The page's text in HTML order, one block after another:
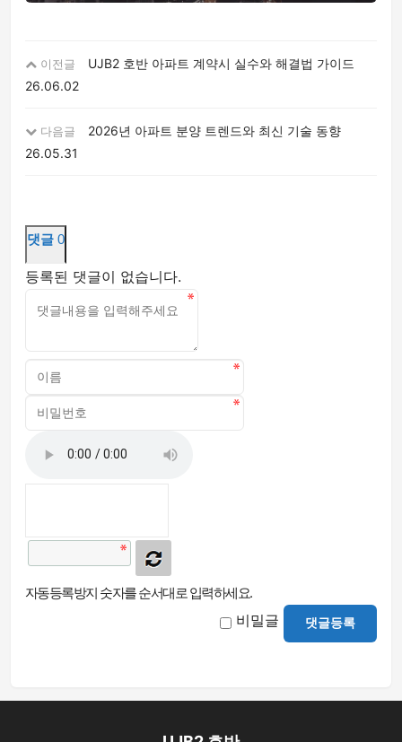
이전글
UJB2 호반 아파트 계약시 실수와 해결법 가이드
26.06.02
다음글
2026년 아파트 분양 트렌드와 최신 기술 동향
26.05.31
댓글 0
등록된 댓글이 없습니다.
자동등록방지 숫자를 순서대로 입력하세요.
비밀글 댓글등록